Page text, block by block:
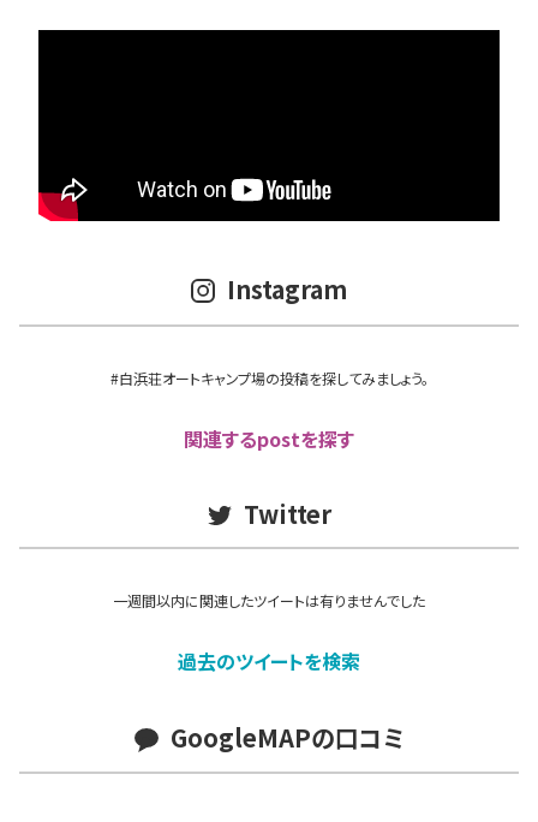
Instagram
#白浜荘オートキャンプ場の投稿を探してみましょう。
関連するpostを探す
Twitter
一週間以内に関連したツイートは有りませんでした
過去のツイートを検索
GoogleMAPの口コミ